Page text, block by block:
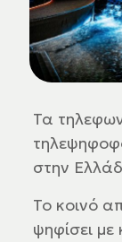
Τα
στην
Το κοινό
ψηφίσει